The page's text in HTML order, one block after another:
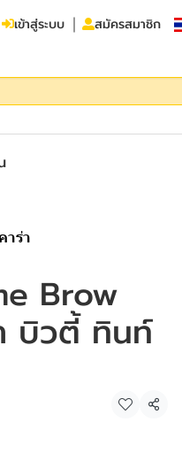
เข้าสู่ระบบ สมัครสมาชิก
าร่า
Brow
บิวตี้ ทินท์
แชร์